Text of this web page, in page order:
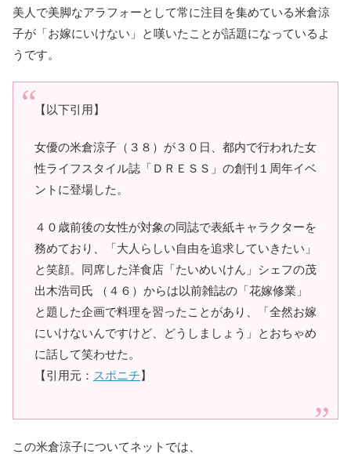
美人で美脚なアラフォーとして常に注目を集めている米倉涼
子が「お嫁にいけない」と嘆いたことが話題になっているよ
うです。
【以下引用】
女優の米倉涼子（３８）が３０日、都内で行われた女
性ライフスタイル誌「ＤＲＥＳＳ」の創刊１周年イベ
ントに登場した。
４０歳前後の女性が対象の同誌で表紙キャラクターを
務めており、「大人らしい自由を追求していきたい」
と笑顔。同席した洋食店「たいめいけん」シェフの茂
出木浩司氏 （４６）からは以前雑誌の「花嫁修業」
と題した企画で料理を習ったことがあり、「全然お嫁
にいけないんですけど、どうしましょう」とおちゃめ
に話して笑わせた。
【引用元： スポニチ】
この米倉涼子についてネットでは、